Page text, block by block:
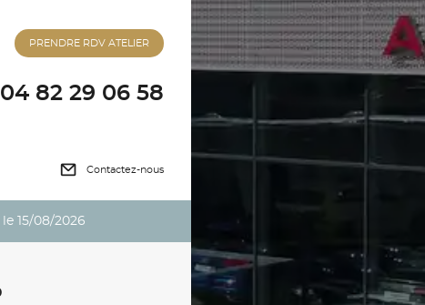
PRENDRE RDV ATELIER
04 82 29 06 58
Contactez-nous
le 15/08/2026